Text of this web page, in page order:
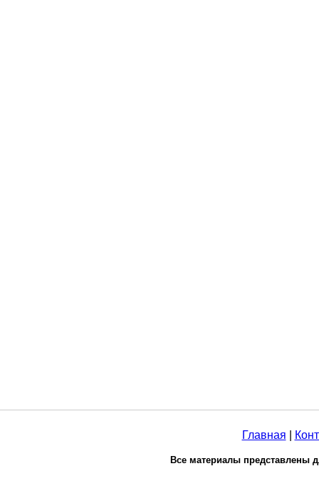
Главная
Все материалы представлены